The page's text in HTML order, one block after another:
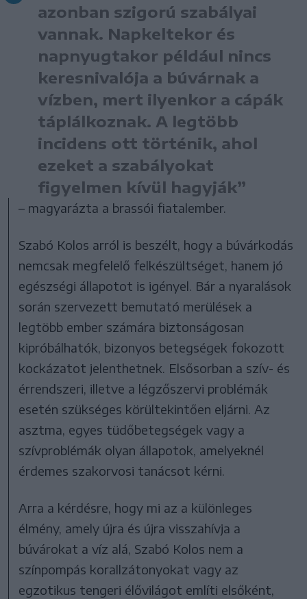
azonban szigorú szabályai
vannak. Napkeltekor és
napnyugtakor például nincs
keresnivalója a búvárnak a
vízben, mert ilyenkor a cápák
táplálkoznak. A legtöbb
incidens ott történik, ahol
ezeket a szabályokat
figyelmen kívül hagyják”
– magyarázta a brassói fiatalember.
Szabó Kolos arról is beszélt, hogy a búvárkodás
nemcsak megfelelő felkészültséget, hanem jó
egészségi állapotot is igényel. Bár a nyaralások
során szervezett bemutató merülések a
legtöbb ember számára biztonságosan
kipróbálhatók, bizonyos betegségek fokozott
kockázatot jelenthetnek. Elsősorban a szív- és
érrendszeri, illetve a légzőszervi problémák
esetén szükséges körültekintően eljárni. Az
asztma, egyes tüdőbetegségek vagy a
szívproblémák olyan állapotok, amelyeknél
érdemes szakorvosi tanácsot kérni.
Arra a kérdésre, hogy mi az a különleges
élmény, amely újra és újra visszahívja a
búvárokat a víz alá, Szabó Kolos nem a
színpompás korallzátonyokat vagy az
egzotikus tengeri élővilágot említi elsőként,